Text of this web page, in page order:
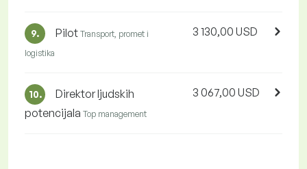
9. Pilot Transport, promet i
logistika
3 130,00 USD
10.
Direktor ljudskih
potencijala Top management
3 067,00 USD